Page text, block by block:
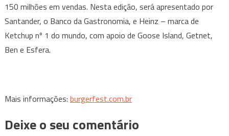
150 milhões em vendas. Nesta edição, será apresentado por
Santander, o Banco da Gastronomia, e Heinz – marca de
Ketchup nº 1 do mundo, com apoio de Goose Island, Getnet,
Ben e Esfera.
Mais informações: burgerfest.com.br
Deixe o seu comentário